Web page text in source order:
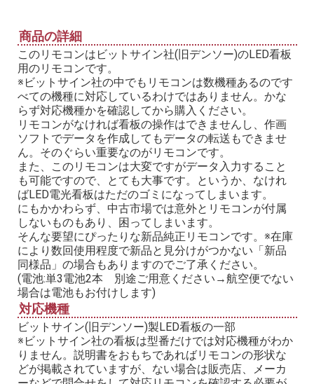
商品の詳細
このリモコンはビットサイン社(旧デンソー)のLED看板
用のリモコンです。
※ビットサイン社の中でもリモコンは数機種あるのです
べての機種に対応しているわけではありません。かな
らず対応機種かを確認してから購入ください。
リモコンがなければ看板の操作はできませんし、作画
ソフトでデータを作成してもデータの転送もできませ
ん。そのぐらい重要なのがリモコンです。
また、このリモコンは大変ですがデータ入力すること
も可能ですので、とても大事です。というか、なけれ
ばLED電光看板はただのゴミになってしまいます。
にもかかわらず、中古市場では意外とリモコンが付属
しないものもあり、困ってしまいます。
そんな要望にぴったりな新品純正リモコンです。※在庫
により数回使用程度で新品と見分けがつかない「新品
同様品」の場合もありますのでご了承ください。
(電池:単3電池2本 別途ご用意ください→航空便でない
場合は電池もお付けします)
対応機種
ビットサイン(旧デンソー)製LED看板の一部
※ビットサイン社の看板は型番だけでは対応機種がわか
りません。説明書をおもちであればリモコンの形状な
どが掲載されていますが、ない場合は販売店、メーカ